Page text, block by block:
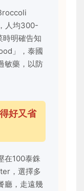
人均300-
時明確告知
」，泰國
敏藥，以防
好又省
在100泰銖
，選擇多
廳，走遠幾